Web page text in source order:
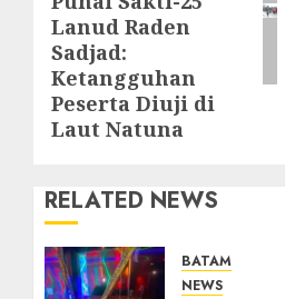
Lanud Raden
Sadjad:
Ketangguhan
Peserta Diuji di
Laut Natuna
RELATED NEWS
BATAM
NEWS